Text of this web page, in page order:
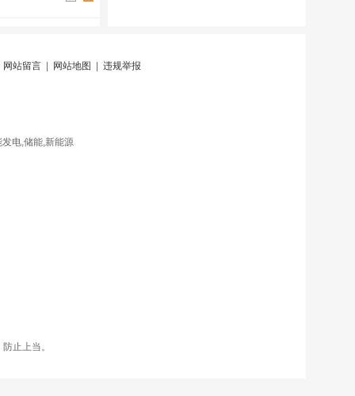
网站留言 网站地图 违规举报
电,储能,新能源
止上当。